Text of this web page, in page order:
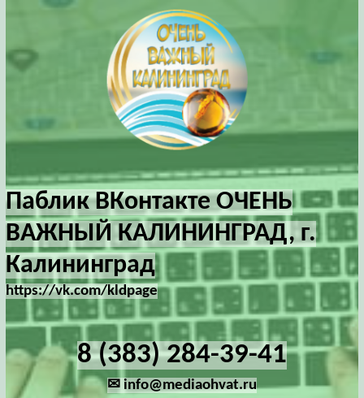
Паблик ВКонтакте ОЧЕНЬ
ВАЖНЫЙ КАЛИНИНГРАД, г.
Калининград
https://vk.com/kldpage
8 (383) 284-39-41
✉ info@mediaohvat.ru